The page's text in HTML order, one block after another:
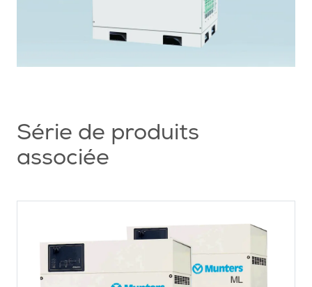
Série de produits
associée